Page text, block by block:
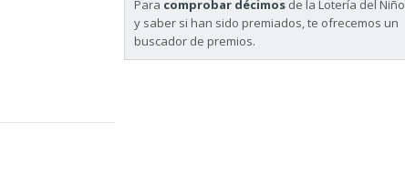
Para comprobar décimos de la Lotería del Niño
y saber si han sido premiados, te ofrecemos un
buscador de premios.